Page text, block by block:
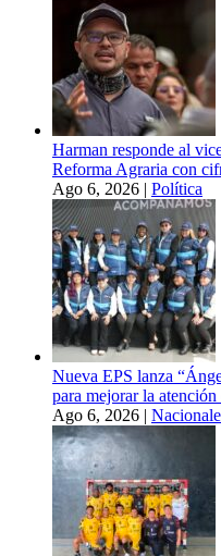
Harman responde al
Reforma Agraria con
Ago 6, 2026 | Política
Nueva EPS lanza
para mejorar la
Ago 6, 2026 |